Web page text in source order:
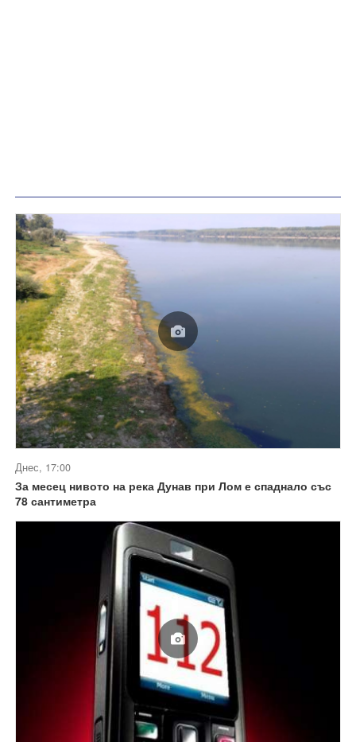
Днес, 17:00
За месец нивото на река Дунав при Лом е спаднало със
78 сантиметра